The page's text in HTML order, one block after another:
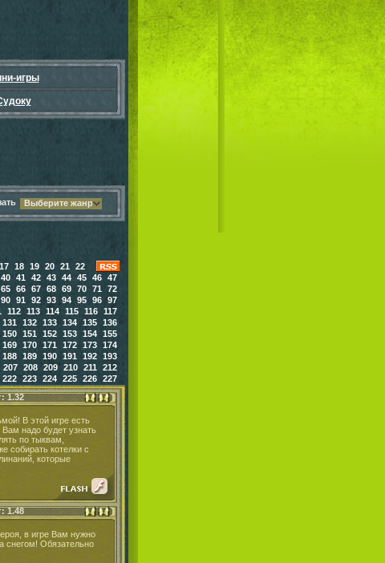
игры
Выберите жанр
17 18 19 20 21 22
40 41 42 43 44 45 46 47
65 66 67 68 69 70 71 72
90 91 92 93 94 95 96 97
112 113 114 115 116 117
131 132 133 134 135 136
150 151 152 153 154 155
169 170 171 172 173 174
188 189 190 191 192 193
207 208 209 210 211
212
222 223 224 225 226 227
1.32
В этой игре есть
надо будет узнать
по тыквам,
собирать котелки с
которые
1.48
в игре Вам нужно
снегом! Обязательно